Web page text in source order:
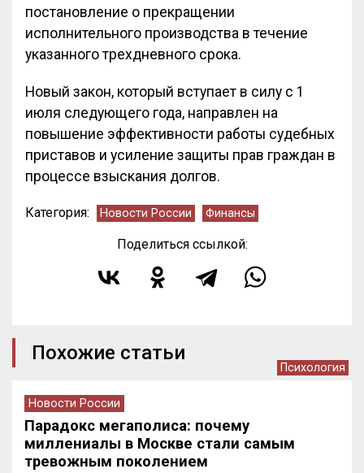
постановление о прекращении
исполнительного производства в течение
указанного трехдневного срока.
Новый закон, который вступает в силу с 1
июля следующего года, направлен на
повышение эффективности работы судебных
приставов и усиление защиты прав граждан в
процессе взыскания долгов.
Категория: Новости России Финансы
Поделиться ссылкой:
Похожие статьи
Психология
Новости России
Парадокс мегаполиса: почему
миллениалы в Москве стали самым
тревожным поколением